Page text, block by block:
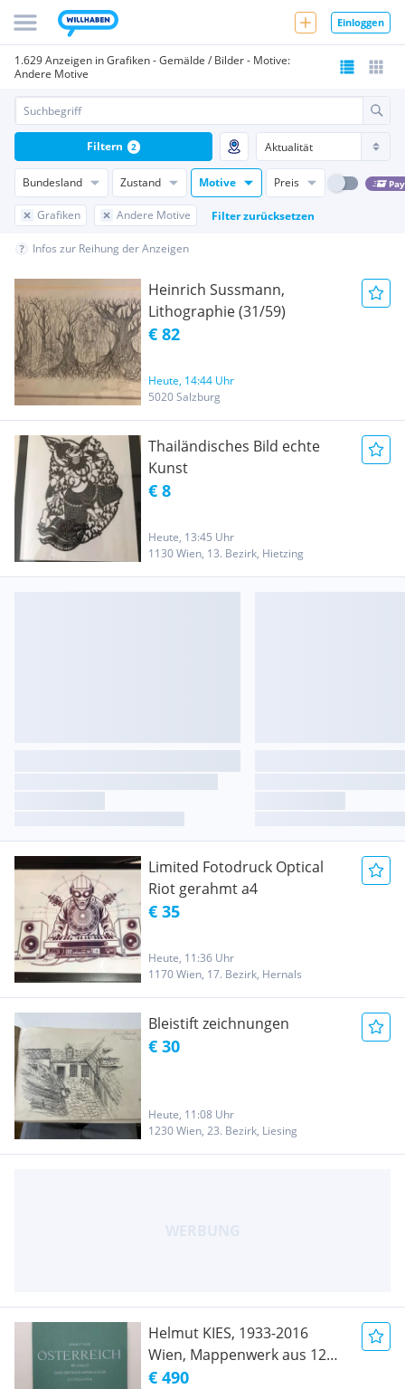
Einloggen
1.629 Anzeigen in Grafiken - Gemälde / Bilder - Motive:
Andere Motive
Bundesland Zustand Motive Preis
Grafiken Andere Motive Filter zurücksetzen
Filtern 2
Infos zur Reihung der Anzeigen
Heinrich Sussmann,
Lithographie (31/59)
€ 82
Heute, 14:44 Uhr
5020 Salzburg
Thailändisches Bild echte
Kunst
€ 8
Heute, 13:45 Uhr
1130 Wien, 13. Bezirk, Hietzing
Limited Fotodruck Optical
Riot gerahmt a4
€ 35
Heute, 11:36 Uhr
1170 Wien, 17. Bezirk, Hernals
Bleistift zeichnungen
€ 30
Heute, 11:08 Uhr
1230 Wien, 23. Bezirk, Liesing
Helmut KIES, 1933-2016
Wien, Mappenwerk aus 12
Radierungen, alle
€ 490